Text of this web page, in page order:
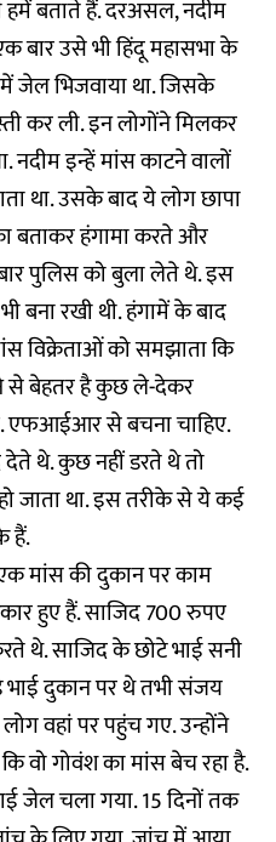
हमें बताते हैं. दरअसल, नदीम
बार उसे भी हिंदू महासभा के
जेल भिजवाया था. जिसके
कर ली. इन लोगोंने मिलकर
नदीम इन्हें मांस काटने वालों
था. उसके बाद ये लोग छापा
बताकर हंगामा करते और
पुलिस को बुला लेते थे. इस
बना रखी थी. हंगामें के बाद
विक्रेताओं को समझाता कि
से बेहतर है कुछ ले-देकर
एफआईआर से बचना चाहिए.
थे. कुछ नहीं डरते थे तो
जाता था. इस तरीके से ये कई
हैं.
मांस की दुकान पर काम
हुए हैं. साजिद 700 रुपए
थे. साजिद के छोटे भाई सनी
भाई दुकान पर थे तभी संजय
वहां पर पहुंच गए. उन्होंने
वो गोवंश का मांस बेच रहा है.
जेल चला गया. 15 दिनों तक